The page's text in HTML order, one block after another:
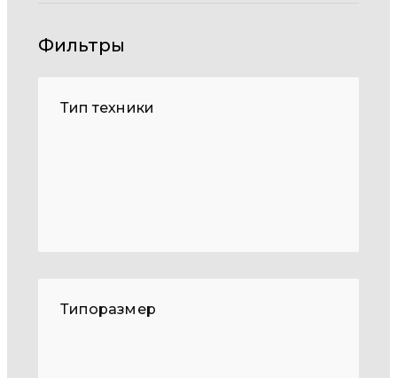
Фильтры
Тип техники
Типоразмер